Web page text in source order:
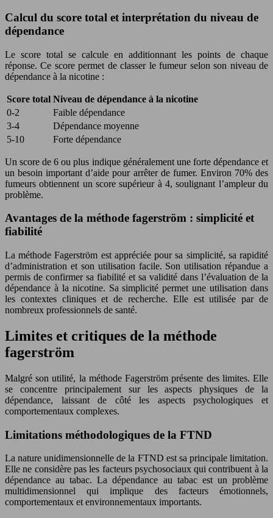
Calcul du score total et interprétation du niveau de
dépendance
Le score total se calcule en additionnant les points de chaque
réponse. Ce score permet de classer le fumeur selon son niveau de
dépendance à la nicotine :
Score total Niveau de dépendance à la nicotine
0-2
Faible dépendance
3-4
Dépendance moyenne
5-10
Forte dépendance
Un score de 6 ou plus indique généralement une forte dépendance et
un besoin important d’aide pour arrêter de fumer. Environ 70% des
fumeurs obtiennent un score supérieur à 4, soulignant l’ampleur du
problème.
Avantages de la méthode fagerström : simplicité et
fiabilité
La méthode Fagerström est appréciée pour sa simplicité, sa rapidité
d’administration et son utilisation facile. Son utilisation répandue a
permis de confirmer sa fiabilité et sa validité dans l’évaluation de la
dépendance à la nicotine. Sa simplicité permet une utilisation dans
les contextes cliniques et de recherche. Elle est utilisée par de
nombreux professionnels de santé.
Limites et critiques de la méthode
fagerström
Malgré son utilité, la méthode Fagerström présente des limites. Elle
se concentre principalement sur les aspects physiques de la
dépendance, laissant de côté les aspects psychologiques et
comportementaux complexes.
Limitations méthodologiques de la FTND
La nature unidimensionnelle de la FTND est sa principale limitation.
Elle ne considère pas les facteurs psychosociaux qui contribuent à la
dépendance au tabac. La dépendance au tabac est un problème
multidimensionnel qui implique des facteurs émotionnels,
comportementaux et environnementaux importants.